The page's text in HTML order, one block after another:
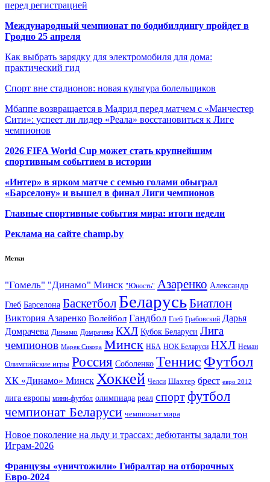
перед регистрацией
Международный чемпионат по бодибилдингу пройдет в
Гродно 25 апреля
Как выбрать зарядку для электромобиля для дома:
практический гид
Спорт вне стадионов: новая культура болельщиков
Мбаппе возвращается в Мадрид перед матчем с «Манчестер
Сити»: успеет ли лидер «Реала» восстановиться к Лиге
чемпионов
2026 FIFA World Cup может стать крупнейшим
спортивным событием в истории
«Интер» в ярком матче с семью голами обыграл
«Барселону» и вышел в финал Лиги чемпионов
Главные спортивные события мира: итоги недели
Реклама на сайте champ.by
Метки
"Гомель" "Динамо" Минск "Юность" Азаренко Александр
Глеб Барселона Баскетбол БеларусьБиатлон
Виктория Азаренко Волейбол Гандбол Глеб Грабовский Дарья
Домрачева Динамо Домрачева КХЛ Кубок Беларуси Лига
чемпионов Марек Сикора Минск НБА НОК Беларуси НХЛ Неман
Олимпийские игры Россия Соболенко Теннис Футбол
ХК «Динамо» Минск Хоккей Челси Шахтер брест евро 2012
лига европы мини-футбол олимпиада реал спортфутбол
чемпионат Беларуси чемпионат мира
Новое поколение на льду и трассах: дебютанты задали тон
Играм-2026
Французы «уничтожили» Гибралтар на отборочных
Евро-2024